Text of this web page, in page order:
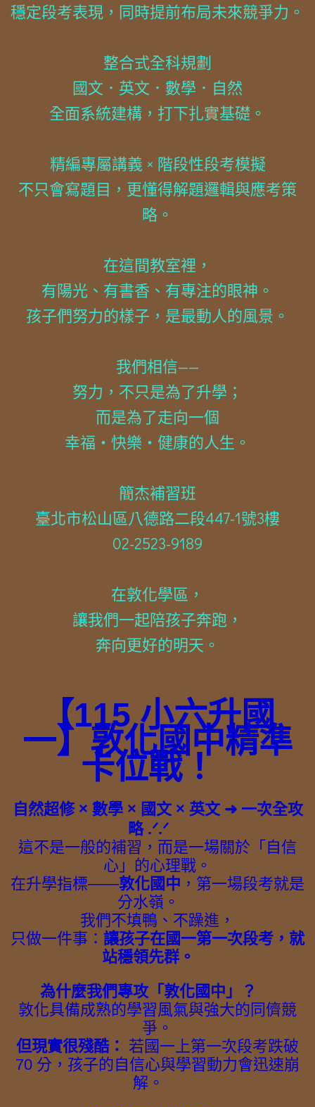
穩定段考表現，同時提前布局未來競爭力。
整合式全科規劃
國文．英文．數學．自然
全面系統建構，打下扎實基礎。
精編專屬講義 × 階段性段考模擬
不只會寫題目，更懂得解題邏輯與應考策
略。
在這間教室裡，
有陽光、有書香、有專注的眼神。
孩子們努力的樣子，是最動人的風景。
我們相信——
努力，不只是為了升學；
而是為了走向一個
幸福・快樂・健康的人生。
簡杰補習班
臺北市松山區八德路二段447-1號3樓
02-2523-9189
在敦化學區，
讓我們一起陪孩子奔跑，
奔向更好的明天。
【115 小六升國
一】敦化國中精準
卡位戰！
自然超修 × 數學 × 國文 × 英文 ➜ 一次全攻
略 .ᐟ.ᐟ
這不是一般的補習，而是一場關於「自信
心」的心理戰。
在升學指標——敦化國中 ，第一場段考就是
分水嶺。
我們不填鴨、不躁進，
只做一件事： 讓孩子在國一第一次段考，就
站穩領先群。
為什麼我們專攻「敦化國中」？
敦化具備成熟的學習風氣與強大的同儕競
爭。
但現實很殘酷： 若國一上第一次段考跌破
70 分，孩子的自信心與學習動力會迅速崩
解。